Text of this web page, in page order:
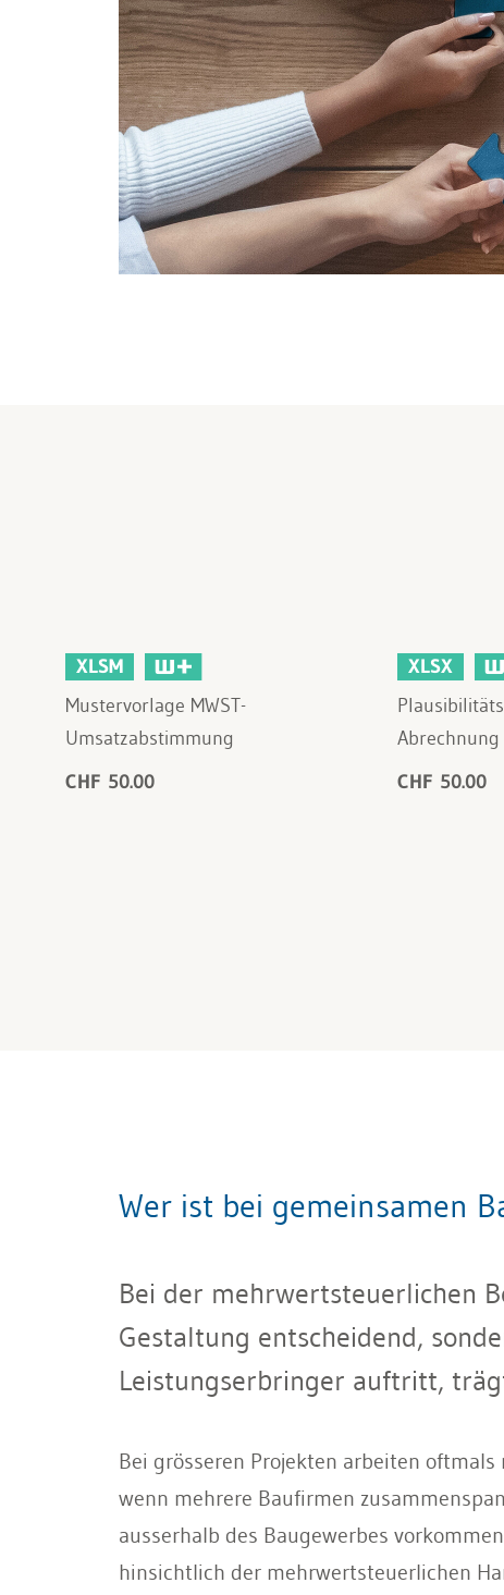
XLSM
Mustervorlage MWST-
Umsatzabstimmung
CHF 50.00
XLSX
Abrechnung
CHF 50.00
Wer ist bei gemeinsamen
Bei der mehrwertsteuerlichen
Gestaltung entscheidend,
Leistungserbringer auftritt,
Bei grösseren Projekten arbeiten
wenn mehrere Baufirmen
ausserhalb des Baugewerbes
hinsichtlich der mehrwertsteuerlichen